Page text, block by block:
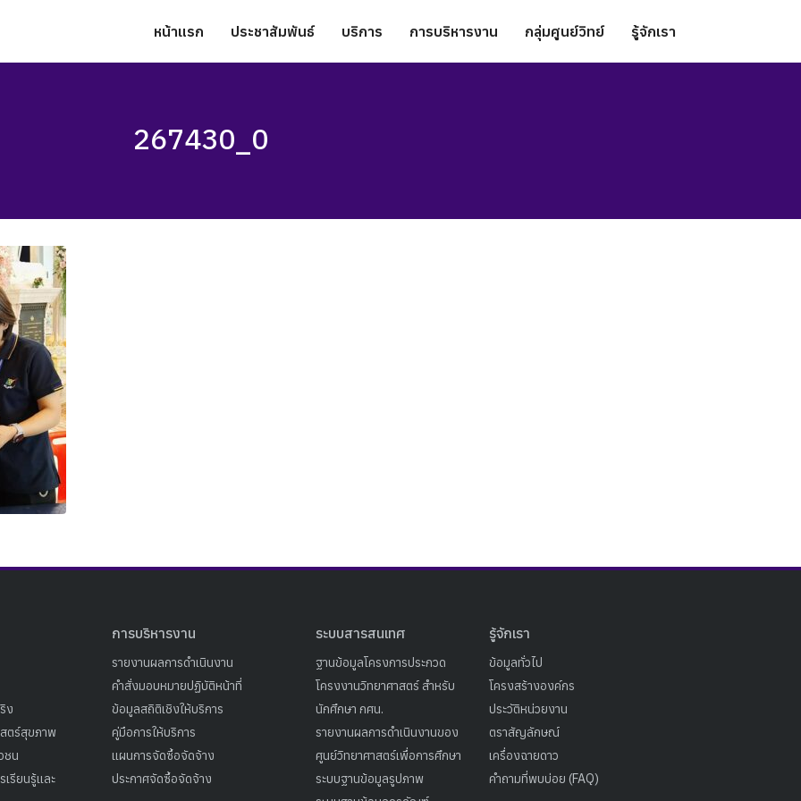
หน้าแรก ประชาสัมพันธ์ บริการ การบริหารงาน กลุ่มศูนย์วิทย์ รู้จักเรา
267430_0
ง
ตร์สุขภาพ
ชน
เรียนรู้และ
การบริหารงาน
รายงานผลการดำเนินงาน
คำสั่งมอบหมายปฏิบัติหน้าที่
ข้อมูลสถิติเชิงให้บริการ
คู่มือการให้บริการ
แผนการจัดซื้อจัดจ้าง
ประกาศจัดซื้อจัดจ้าง
ระบบสารสนเทศ
ฐานข้อมูลโครงการประกวด
โครงงานวิทยาศาสตร์ สำหรับ
นักศึกษา กศน.
รายงานผลการดำเนินงานของ
ศูนย์วิทยาศาสตร์เพื่อการศึกษา
ระบบฐานข้อมูลรูปภาพ
รู้จักเรา
ข้อมูลทั่วไป
โครงสร้างองค์กร
ประวัติหน่วยงาน
ตราสัญลักษณ์
เครื่องฉายดาว
คำถามที่พบบ่อย (FAQ)